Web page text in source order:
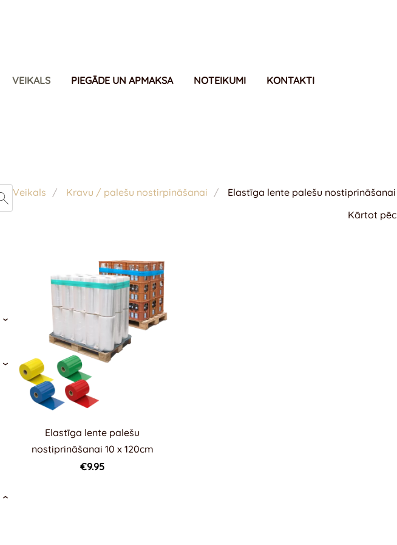
VEIKALS PIEGĀDE UN APMAKSA NOTEIKUMI KONTAKTI
›
›
›
Veikals Kravu / palešu nostirpināšanai
Elastīga lente palešu nostiprināšanai
Kārtot pēc
Elastīga lente palešu
nostiprināšanai 10 x 120cm
€9.95